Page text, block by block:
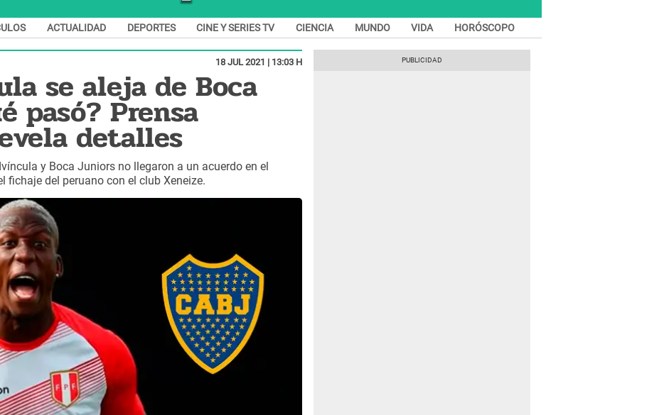
ACTUALIDAD DEPORTES CINE Y SERIES TV CIENCIA MUNDO VIDA HORÓSCOPO
18 JUL 2021 | 13:03 H
se aleja de Boca
pasó? Prensa
detalles
y Boca Juniors no llegaron a un acuerdo en el
del peruano con el club Xeneize.